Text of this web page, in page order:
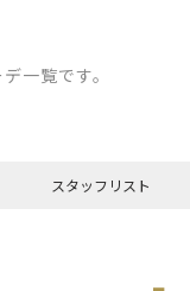
一覧です。
スタッフリスト